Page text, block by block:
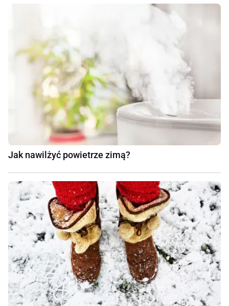
Jak nawilżyć powietrze zimą?